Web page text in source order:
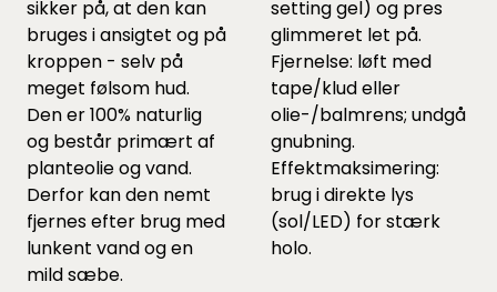
sikker på, at den kan
bruges i ansigtet og på
kroppen - selv på
meget følsom hud.
Den er 100% naturlig
og består primært af
planteolie og vand.
Derfor kan den nemt
fjernes efter brug med
lunkent vand og en
mild sæbe.
setting gel) og pres
glimmeret let på.
Fjernelse: løft med
tape/klud eller
olie-/balmrens; undgå
gnubning.
Effektmaksimering:
brug i direkte lys
(sol/LED) for stærk
holo.